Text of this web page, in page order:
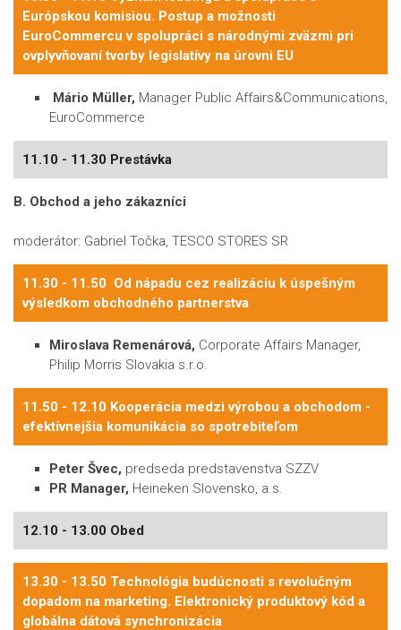
Európskou komisiou. Postup a možnosti
EuroCommercu v spolupráci s národnými zväzmi pri
ovplyvňovaní tvorby legislatívy na úrovni EU
Mário Müller, Manager Public Affairs&Communications,
EuroCommerce
11.10 - 11.30 Prestávka
B. Obchod a jeho zákazníci
moderátor: Gabriel Točka, TESCO STORES SR
11.30 - 11.50 Od nápadu cez realizáciu k úspešným
výsledkom obchodného partnerstva
Miroslava Remenárová, Corporate Affairs Manager,
Philip Morris Slovakia s.r.o.
11.50 - 12.10 Kooperácia medzi výrobou a obchodom -
efektívnejšia komunikácia so spotrebiteľom
Peter Švec, predseda predstavenstva SZZV
PR Manager, Heineken Slovensko, a.s.
12.10 - 13.00 Obed
13.30 - 13.50 Technológia budúcnosti s revolučným
dopadom na marketing. Elektronický produktový kód a
globálna dátová synchronizácia